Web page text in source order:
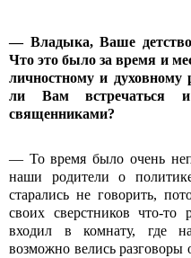
— Владыка, Ваше
Что это было за время и
личностному и духовному
ли Вам встречаться
священниками?
— То время было очень
наши родители о
старались не говорить,
своих сверстников что-то
входил в комнату, где
возможно велись разговоры